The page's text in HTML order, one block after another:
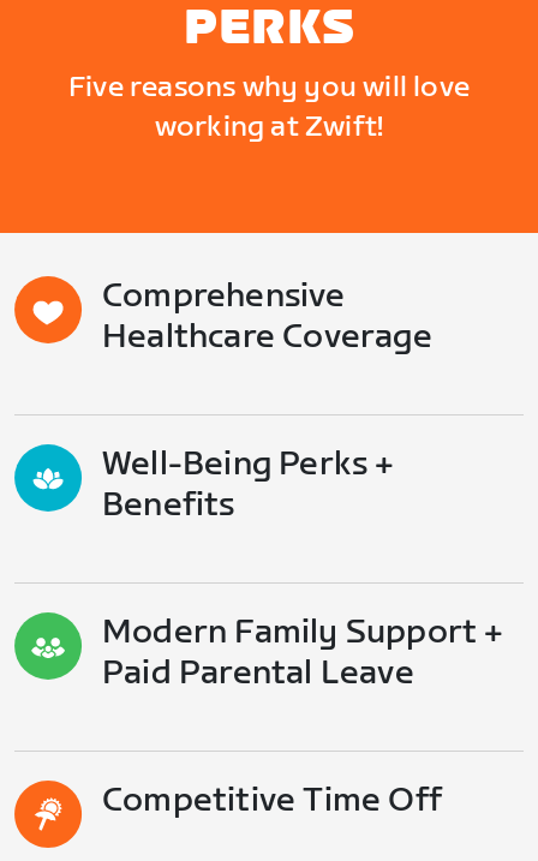
PERKS
Five reasons why you will love
working at Zwift!
Comprehensive
Healthcare Coverage
Well-Being Perks +
Benefits
Modern Family Support +
Paid Parental Leave
Competitive Time Off